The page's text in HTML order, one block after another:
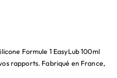
Formule 1 EasyLub 100ml
rapports. Fabriqué en France,